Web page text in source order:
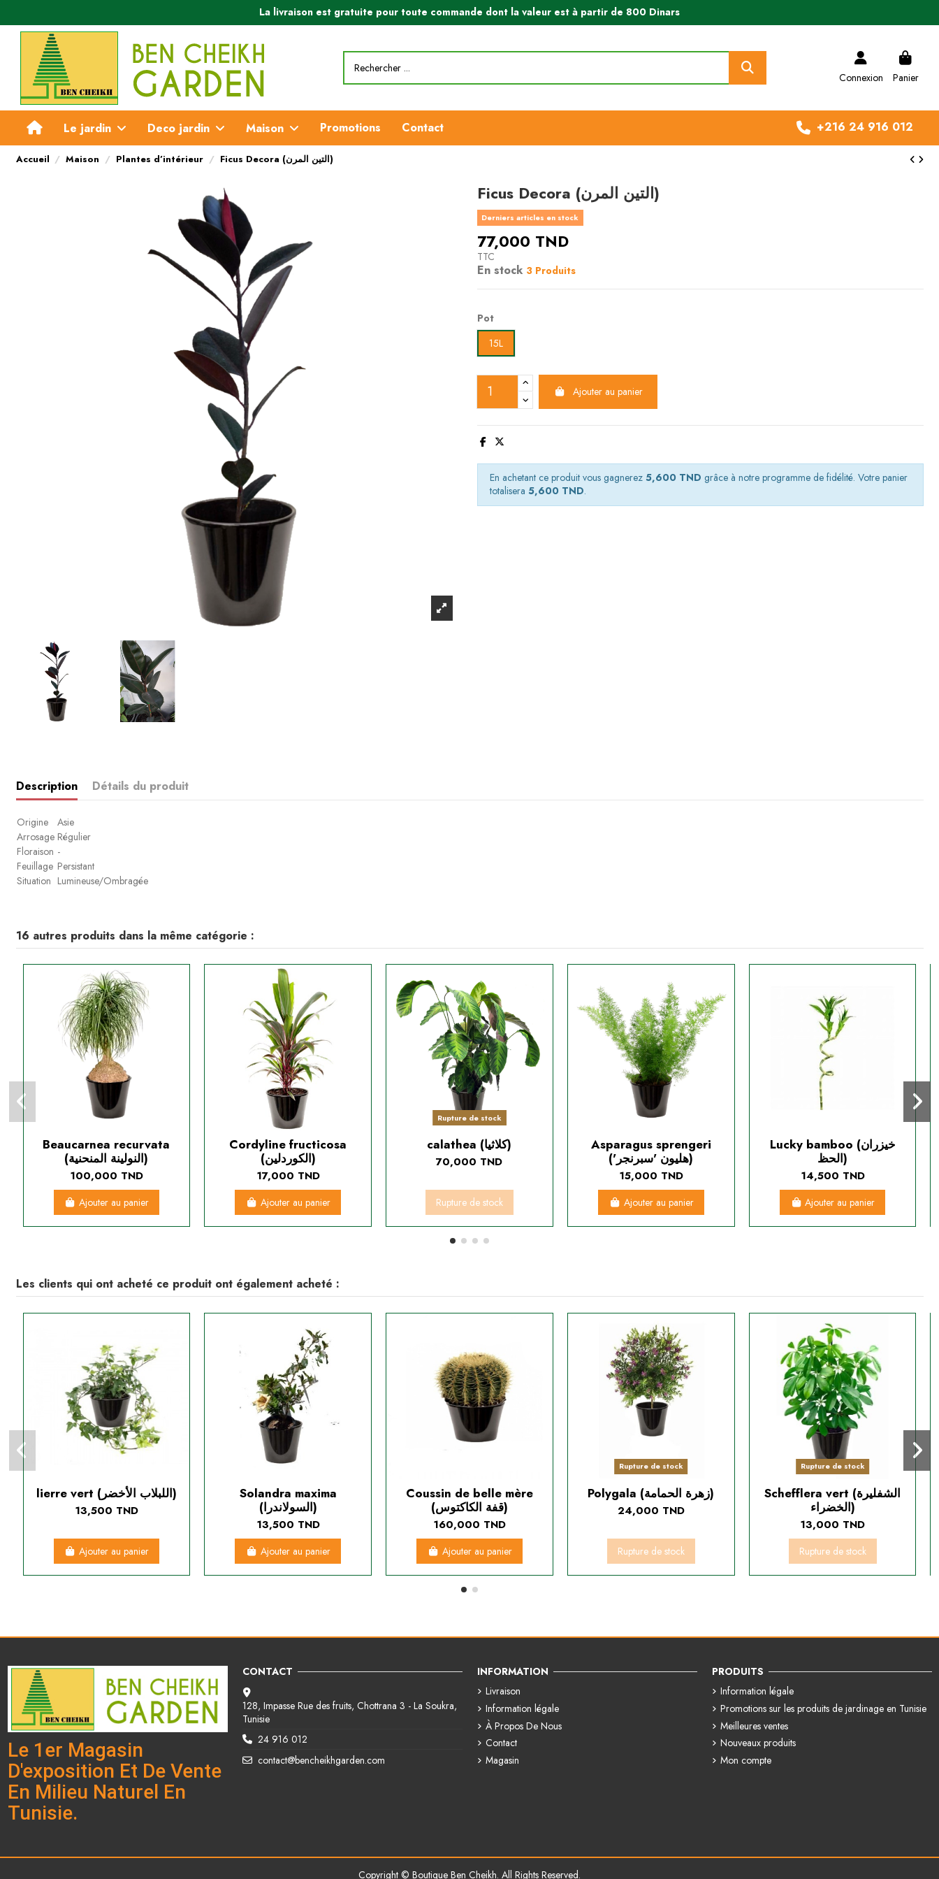
La livraison est gratuite pour toute commande dont la valeur est à partir de 800 Dinars
Connexion Panier
Le jardin Deco jardin Maison Promotions Contact +216 24 916 012
Accueil Maison Plantes d’intérieur Ficus Decora (التين المرن)
Ficus Decora (التين المرن)
Derniers articles en stock
77,000 TND
TTC
En stock 3 Produits
Pot
15L
Ajouter au panier
En achetant ce produit vous gagnerez 5,600 TND grâce à notre programme de fidélité. Votre panier
totalisera 5,600 TND.
Description Détails du produit
Origine
Asie
Arrosage Régulier
Floraison -
Feuillage Persistant
Situation Lumineuse/Ombragée
16 autres produits dans la même catégorie :
Beaucarnea recurvata
(النولينة المنحنية)
100,000 TND
Ajouter au panier
Cordyline fructicosa
(الكوردلين)
17,000 TND
Ajouter au panier
Rupture de stock
calathea (كلاثيا)
70,000 TND
Rupture de stock
Asparagus sprengeri
('هليون 'سبرنجر)
15,000 TND
Ajouter au panier
Lucky bamboo (خيزران
الحظ)
14,500 TND
Ajouter au panier
Les clients qui ont acheté ce produit ont également acheté :
lierre vert (اللبلاب الأخضر)
13,500 TND
Ajouter au panier
Solandra maxima
(السولاندرا)
13,500 TND
Ajouter au panier
Coussin de belle mère
(قفة الكاكتوس)
160,000 TND
Ajouter au panier
Rupture de stock
Polygala (زهرة الحمامة)
24,000 TND
Rupture de stock
Rupture de stock
Schefflera vert (الشفليرة
الخضراء)
13,000 TND
Rupture de stock
Le 1er Magasin
D'exposition Et De Vente
En Milieu Naturel En
Tunisie.
CONTACT
128, Impasse Rue des fruits, Chottrana 3 - La Soukra,
Tunisie
24 916 012
contact@bencheikhgarden.com
INFORMATION
Livraison
Information légale
À Propos De Nous
Contact
Magasin
PRODUITS
Information légale
Promotions sur les produits de jardinage en Tunisie
Meilleures ventes
Nouveaux produits
Mon compte
Copyright © Boutique Ben Cheikh. All Rights Reserved.